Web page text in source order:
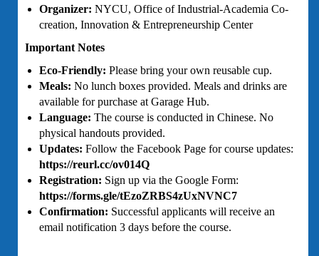
Organizer: NYCU, Office of Industrial-Academia Co-
creation, Innovation & Entrepreneurship Center
Important Notes
Eco-Friendly: Please bring your own reusable cup.
Meals: No lunch boxes provided. Meals and drinks are
available for purchase at Garage Hub.
Language: The course is conducted in Chinese. No
physical handouts provided.
Updates: Follow the Facebook Page for course updates:
https://reurl.cc/ov014Q
Registration: Sign up via the Google Form:
https://forms.gle/tEzoZRBS4zUxNVNC7
Confirmation: Successful applicants will receive an
email notification 3 days before the course.